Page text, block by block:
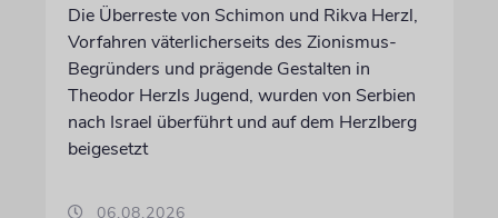
Die Überreste von Schimon und Rikva Herzl,
Vorfahren väterlicherseits des Zionismus-
Begründers und prägende Gestalten in
Theodor Herzls Jugend, wurden von Serbien
nach Israel überführt und auf dem Herzlberg
beigesetzt
06.08.2026